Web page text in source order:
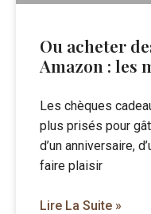
Ou acheter
Amazon : les
Les chèques
plus prisés pour
d’un anniversaire,
faire plaisir
Lire La Suite »